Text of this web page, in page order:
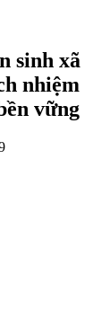
sinh xã
nhiệm
vững